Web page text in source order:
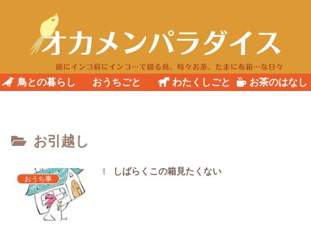
鳥との暮らし おうちごと わたくしごと お茶のはなし
お引越し
おうち事
しばらくこの箱見たくない